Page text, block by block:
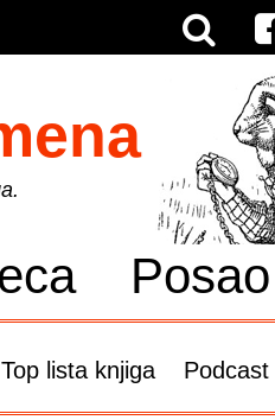
Posao
Top lista knjiga Podcast